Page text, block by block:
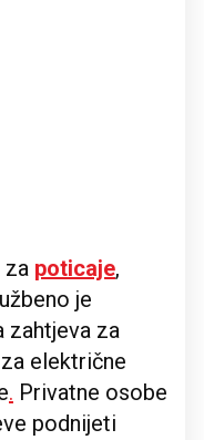
za poticaje,
je
zahtjeva za
za električne
. Privatne osobe
podnijeti